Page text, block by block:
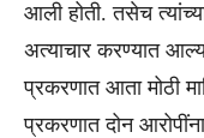
आली होती. तसेच
अत्याचार करण्यात
प्रकरणात आता मोठी
प्रकरणात दोन